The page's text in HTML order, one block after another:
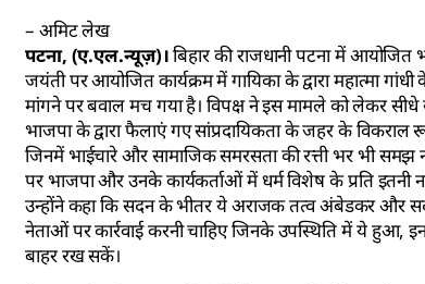
– अमिट लेख
पटना, (ए.एल.न्यूज़)।बिहार की राजधानी पटना में आयोजित
जयंती पर आयोजित कार्यक्रम में गायिका के द्वारा महात्मा
मांगने पर बवाल मच गया है। विपक्ष ने इस मामले को लेकर
भाजपा के द्वारा फैलाएं गए सांप्रदायिकता के जहर के
जिनमें भाईचारे और सामाजिक समरसता की रत्ती भर भी समझ
पर भाजपा और उनके कार्यकर्ताओं में धर्म विशेष के प्रति
उन्होंने कहा कि सदन के भीतर ये अराजक तत्व अंबेडकर और
नेताओं पर कार्रवाई करनी चाहिए जिनके उपस्थिति में ये हुआ,
बाहर रख सकें।